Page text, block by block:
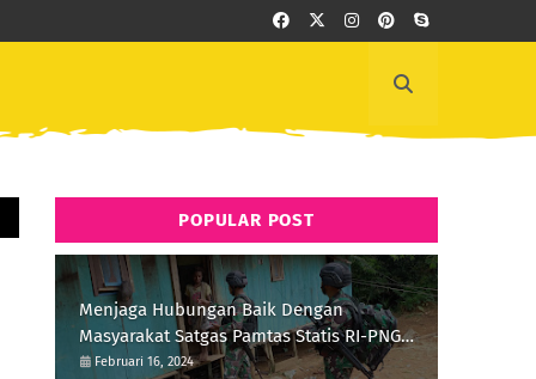
POPULAR POST
Menjaga Hubungan Baik Dengan
Masyarakat Satgas Pamtas Statis RI-PNG
Yonif 111/KB Melaksanakan Silaturrahmi
Februari 16, 2024